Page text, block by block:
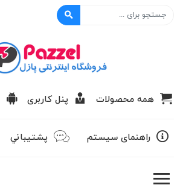
همه محصولات پنل کاربری
راهنمای سیستم پشتيباني